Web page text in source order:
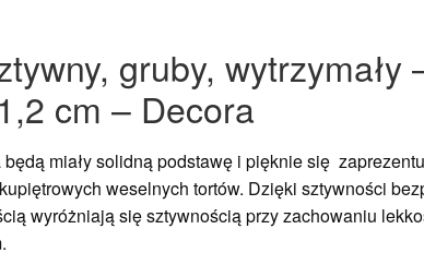
gruby,
cm – Decora
miały solidną podstawę i pięknie się
weselnych tortów. Dzięki sztywności
wyróżniają się sztywnością przy zachowaniu